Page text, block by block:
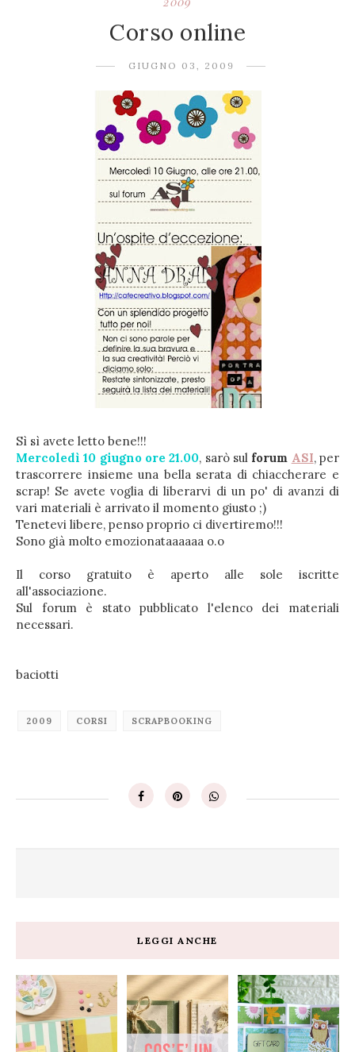
Corso online
GIUGNO 03, 2009
Sì sì avete letto bene!!!
Mercoledì 10 giugno ore 21.00, sarò sul forum ASI, per
trascorrere insieme una bella serata di chiaccherare e
scrap! Se avete voglia di liberarvi di un po' di avanzi di
vari materiali è arrivato il momento giusto ;)
Tenetevi libere, penso proprio ci divertiremo!!!
Sono già molto emozionataaaaaa o.o
Il corso gratuito è aperto alle sole iscritte
all'associazione.
Sul forum è stato pubblicato l'elenco dei materiali
necessari.
baciotti
2009 CORSI SCRAPBOOKING
LEGGI ANCHE